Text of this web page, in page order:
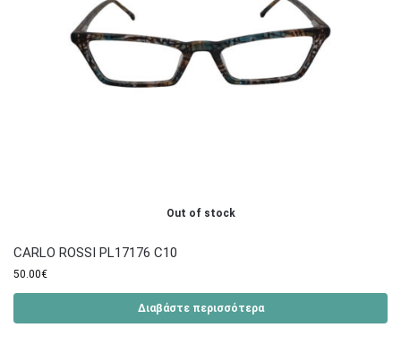
Out of stock
CARLO ROSSI PL17176 C10
50.00€
Διαβάστε περισσότερα